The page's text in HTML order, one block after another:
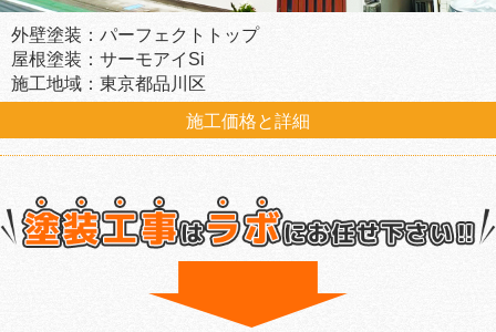
外壁塗装：パーフェクトトップ
屋根塗装：サーモアイSi
施工地域：東京都品川区
施工価格と詳細